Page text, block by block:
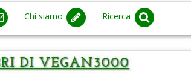
Chi siamo Ricerca